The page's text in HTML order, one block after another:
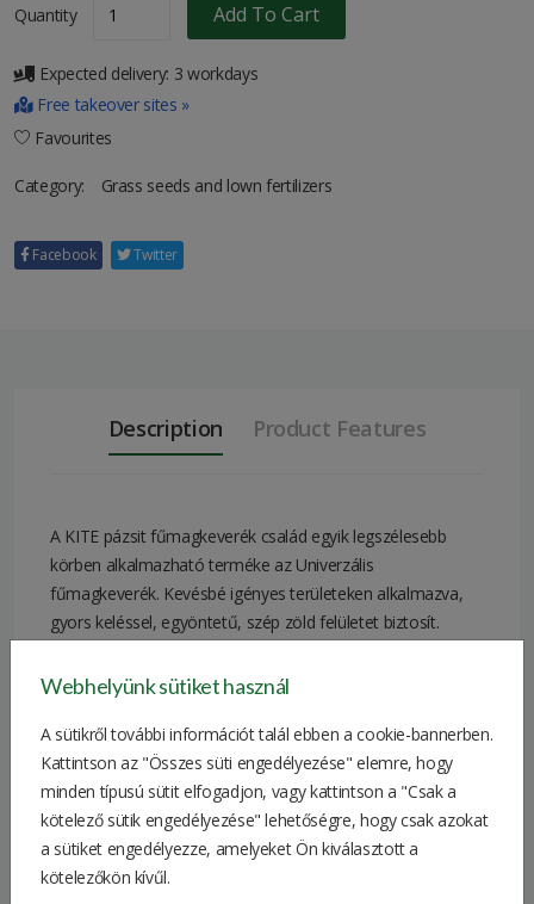
Quantity Add To Cart
Expected delivery: 3 workdays
Free takeover sites »
Favourites
Category: Grass seeds and lown fertilizers
Facebook Twitter
Description Product Features
A KITE pázsit fűmagkeverék család egyik legszélesebb
körben alkalmazható terméke az Univerzális
fűmagkeverék. Kevésbé igényes területeken alkalmazva,
gyors keléssel, egyöntetű, szép zöld felületet biztosít.
30 m , felújítás esetén 1 kg=30-40 m
Összetétel:
Angol perje: 85%
Vörös csenkesz: 15%
Quantity
of one
20 kg
Webhelyünk sütiket használ
A sütikről további információt talál ebben a cookie-bannerben.
Kattintson az "Összes süti engedélyezése" elemre, hogy
minden típusú sütit elfogadjon, vagy kattintson a "Csak a
kötelező sütik engedélyezése" lehetőségre, hogy csak azokat
a sütiket engedélyezze, amelyeket Ön kiválasztott a
kötelezőkön kívűl.